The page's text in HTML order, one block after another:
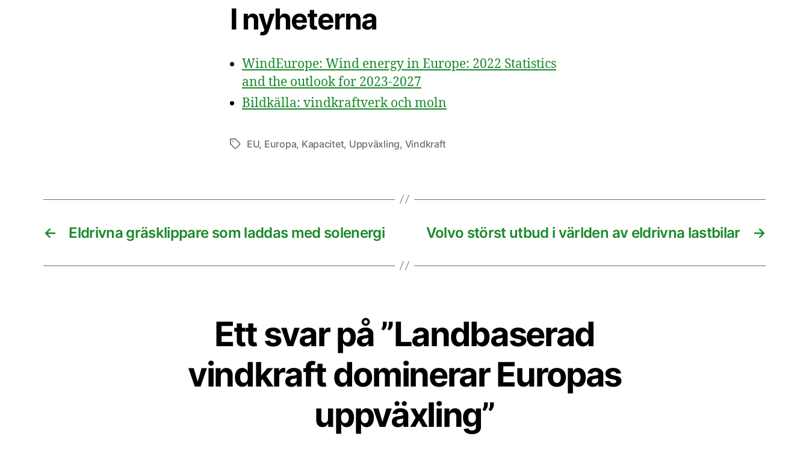
I nyheterna
WindEurope: Wind energy in Europe: 2022 Statistics
and the outlook for 2023-2027
Bildkälla: vindkraftverk och moln
Etiketter
EU, Europa, Kapacitet, Uppväxling, Vindkraft
← Eldrivna gräsklippare som laddas med solenergi →
Volvo störst utbud i världen av eldrivna lastbilar
Ett svar på ”Landbaserad
vindkraft dominerar Europas
uppväxling”